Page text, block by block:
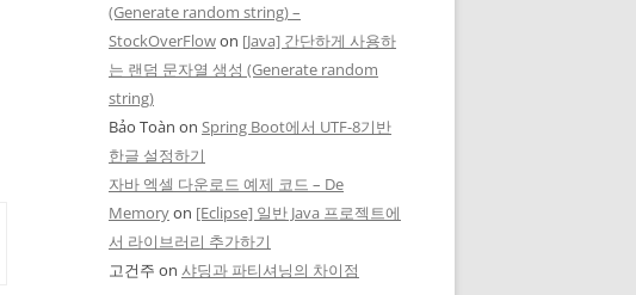
(Generate random string) –
StockOverFlowon [Java] 간단하게 사용하
는 랜덤 문자열 생성 (Generate random
string)
Bảo Toàn on Spring Boot에서 UTF-8기반
한글 설정하기
자바 엑셀 다운로드 예제 코드 – De
Memoryon [Eclipse] 일반 Java 프로젝트에
서 라이브러리 추가하기
고건주 on 샤딩과 파티셔닝의 차이점